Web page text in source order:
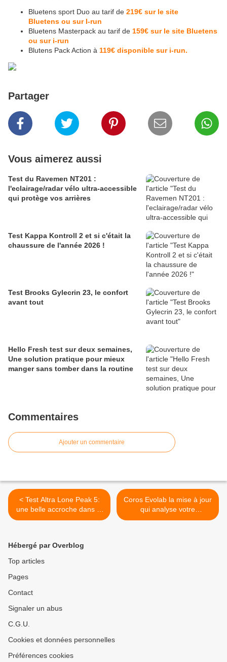
Bluetens sport Duo au tarif de 219€ sur le site
Bluetens ou sur I-run
Bluetens Masterpack au tarif de 159€ sur le site Bluetens
ou sur i-run
Blutens Pack Action à 119€ disponible sur i-run.
Partager
Vous aimerez aussi
Test du Ravemen NT201 :
l'eclairage/radar vélo ultra-accessible
qui protège vos arrières
Test Kappa Kontroll 2 et si c'était la
chaussure de l'année 2026 !
Test Brooks Gylecrin 23, le confort
avant tout
Hello Fresh test sur deux semaines,
Une solution pratique pour mieux
manger sans tomber dans la routine
Commentaires
Ajouter un commentaire
< Test Altra Lone Peak 5:
une belle accroche dans la
boue
Coros Evolab la mise à jour
qui analyse votre
entrainement >
Hébergé par Overblog
Top articles
Pages
Contact
Signaler un abus
C.G.U.
Cookies et données personnelles
Préférences cookies